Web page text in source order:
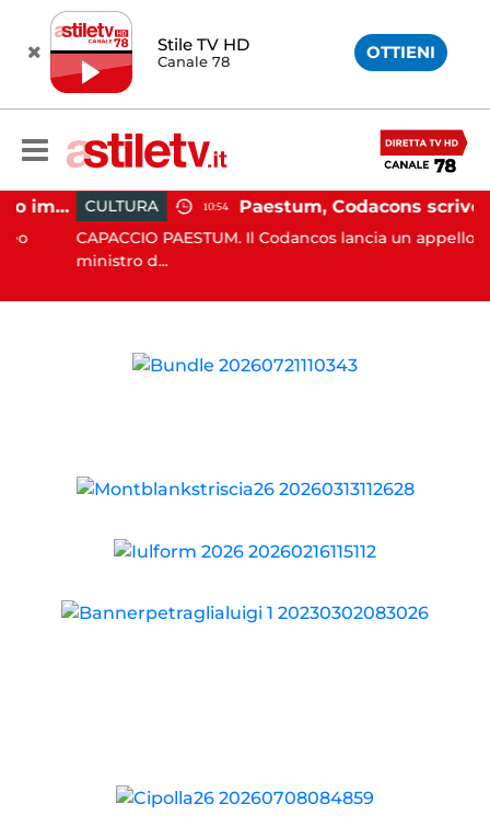
Stile TV HD
Canale 78 OTTIENI
Salerno, sovraffollamento immigrati in immobile del centro storico: scatta lo sgombero CULTURA 10:54
CAPACCIO PAESTUM. Il Codancos lancia un appello al
ministro d...